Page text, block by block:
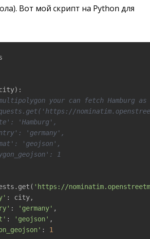
Вот мой скрипт на Python для
:
your can fetch Hamburg
'Hamburg',
'germany',
'geojson',
1
'https://
: city,
: 'germany' ,
: 'geojson' ,
: 1